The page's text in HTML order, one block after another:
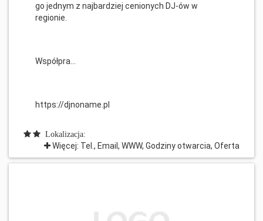
go jednym z najbardziej cenionych DJ-ów w
regionie.
Współpra...
https://djnoname.pl
Lokalizacja:
Więcej: Tel., Email, WWW, Godziny otwarcia, Oferta